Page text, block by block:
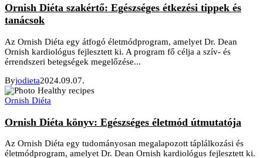
Ornish Diéta szakértő: Egészséges étkezési tippek és
tanácsok
Az Ornish Diéta egy átfogó életmódprogram, amelyet Dr. Dean
Ornish kardiológus fejlesztett ki. A program fő célja a szív- és
érrendszeri betegségek megelőzése...
Byjodieta2024.09.07.
Ornish Diéta
Ornish Diéta könyv: Egészséges életmód útmutatója
Az Ornish Diéta egy tudományosan megalapozott táplálkozási és
életmódprogram, amelyet Dr. Dean Ornish kardiológus fejlesztett ki.